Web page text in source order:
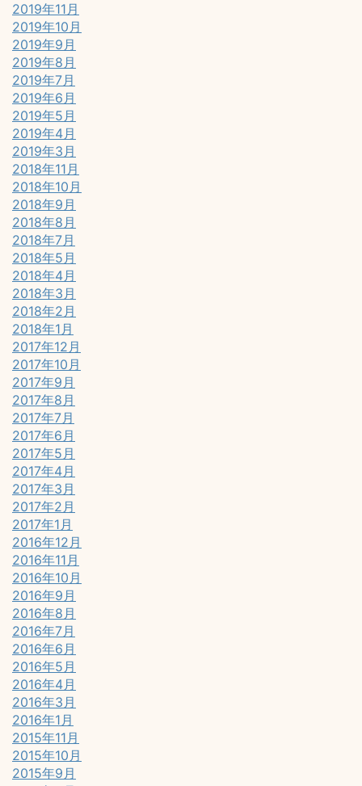
2019年11月
2019年10月
2019年9月
2019年8月
2019年7月
2019年6月
2019年5月
2019年4月
2019年3月
2018年11月
2018年10月
2018年9月
2018年8月
2018年7月
2018年5月
2018年4月
2018年3月
2018年2月
2018年1月
2017年12月
2017年10月
2017年9月
2017年8月
2017年7月
2017年6月
2017年5月
2017年4月
2017年3月
2017年2月
2017年1月
2016年12月
2016年11月
2016年10月
2016年9月
2016年8月
2016年7月
2016年6月
2016年5月
2016年4月
2016年3月
2016年1月
2015年11月
2015年10月
2015年9月